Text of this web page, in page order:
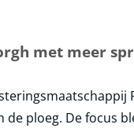
met meer
de ploeg. De focus